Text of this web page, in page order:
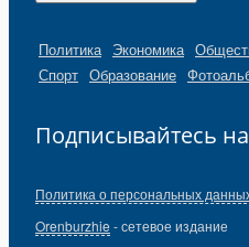
Политика Экономика
Спорт Образование
Подписывайтесь
Политика о персональных
Orenburzhie - сетевое издание